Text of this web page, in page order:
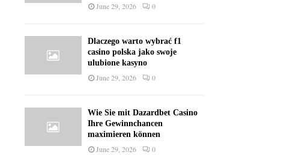
June 29, 2026 0
Dlaczego warto wybrać f1
casino polska jako swoje
ulubione kasyno
June 29, 2026 0
Wie Sie mit Dazardbet Casino
Ihre Gewinnchancen
maximieren können
June 29, 2026 0